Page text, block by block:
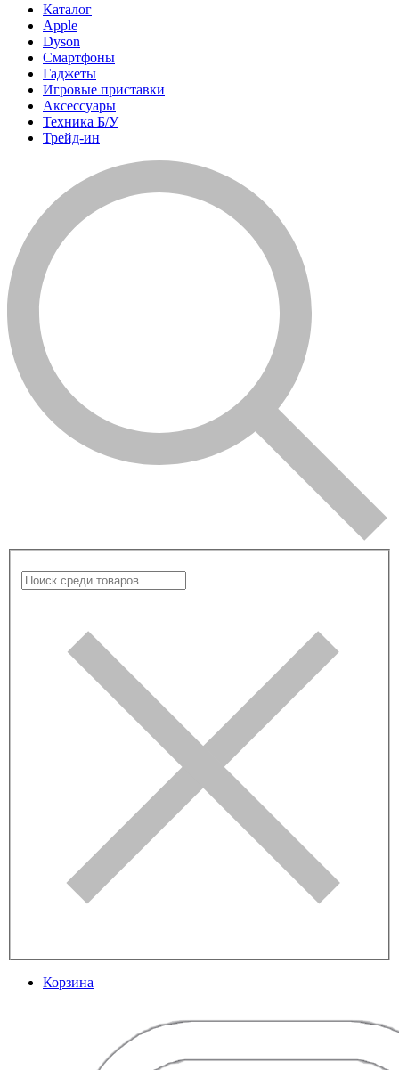
Каталог
Apple
Dyson
Смартфоны
Гаджеты
Игровые приставки
Аксессуары
Техника Б/У
Трейд-ин
Корзина